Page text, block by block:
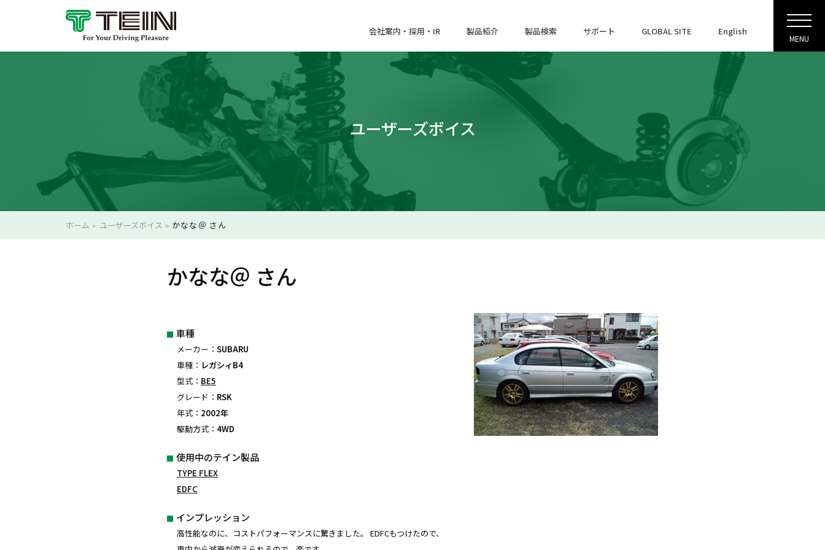
会社案内・採用・IR 製品紹介 製品検索 サポート GLOBAL SITE English
MENU
ユーザーズボイス
ホーム » ユーザーズボイス » かなな＠ さん
かなな＠ さん
車種
メーカー： SUBARU
車種： レガシィB4
型式： BE5
グレード： RSK
年式： 2002年
駆動方式： 4WD
使用中のテイン製品
TYPE FLEX
EDFC
インプレッション
高性能なのに、コストパフォーマンスに驚きました。 EDFCもつけたので、